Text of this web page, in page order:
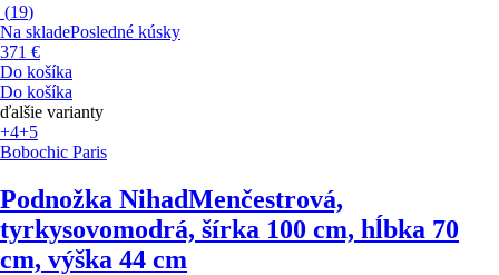
(19)
Na skladePosledné kúsky
371 €
Do košíka
Do košíka
ďalšie varianty
+4+5
Bobochic Paris
Podnožka NihadMenčestrová,
tyrkysovomodrá, šírka 100 cm, hĺbka 70
cm, výška 44 cm